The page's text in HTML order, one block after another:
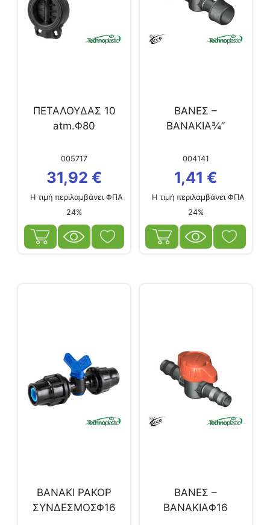
ΠΕΤΑΛΟΥΔΑΣ 10
atm.Φ80
005717
31,92 €
Η τιμή περιλαμβάνει ΦΠΑ
24%
BANΕΣ –
ΒΑΝΑΚΙΑ¾”
004141
1,41 €
Η τιμή περιλαμβάνει ΦΠΑ
24%
ΒΑΝΑΚΙ ΡΑΚΟΡ
ΣΥΝΔΕΣΜΟΣΦ16
BANΕΣ –
ΒΑΝΑΚΙΑΦ16